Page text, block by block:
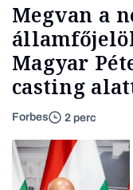
Megvan a
Magyar
casting
Forbes 2 perc